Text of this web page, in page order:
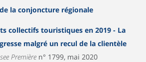
la conjoncture régionale
collectifs touristiques en 2019 - La
malgré un recul de la clientèle
Première n° 1799, mai 2020